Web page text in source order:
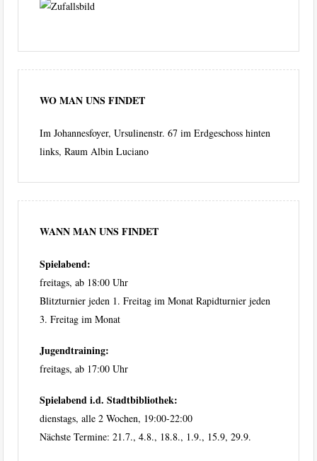
WO MAN UNS FINDET
Im Johannesfoyer, Ursulinenstr. 67 im Erdgeschoss hinten
links, Raum Albin Luciano
WANN MAN UNS FINDET
Spielabend:
freitags, ab 18:00 Uhr
Blitzturnier jeden 1. Freitag im Monat Rapidturnier jeden
3. Freitag im Monat
Jugendtraining:
freitags, ab 17:00 Uhr
Spielabend i.d. Stadtbibliothek:
dienstags, alle 2 Wochen, 19:00-22:00
Nächste Termine: 21.7., 4.8., 18.8., 1.9., 15.9, 29.9.